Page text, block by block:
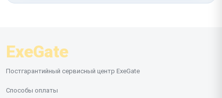
ExeGate
Постгарантийный сервисный центр ExeGate
Способы оплаты